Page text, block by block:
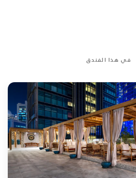
في هذا الفندق